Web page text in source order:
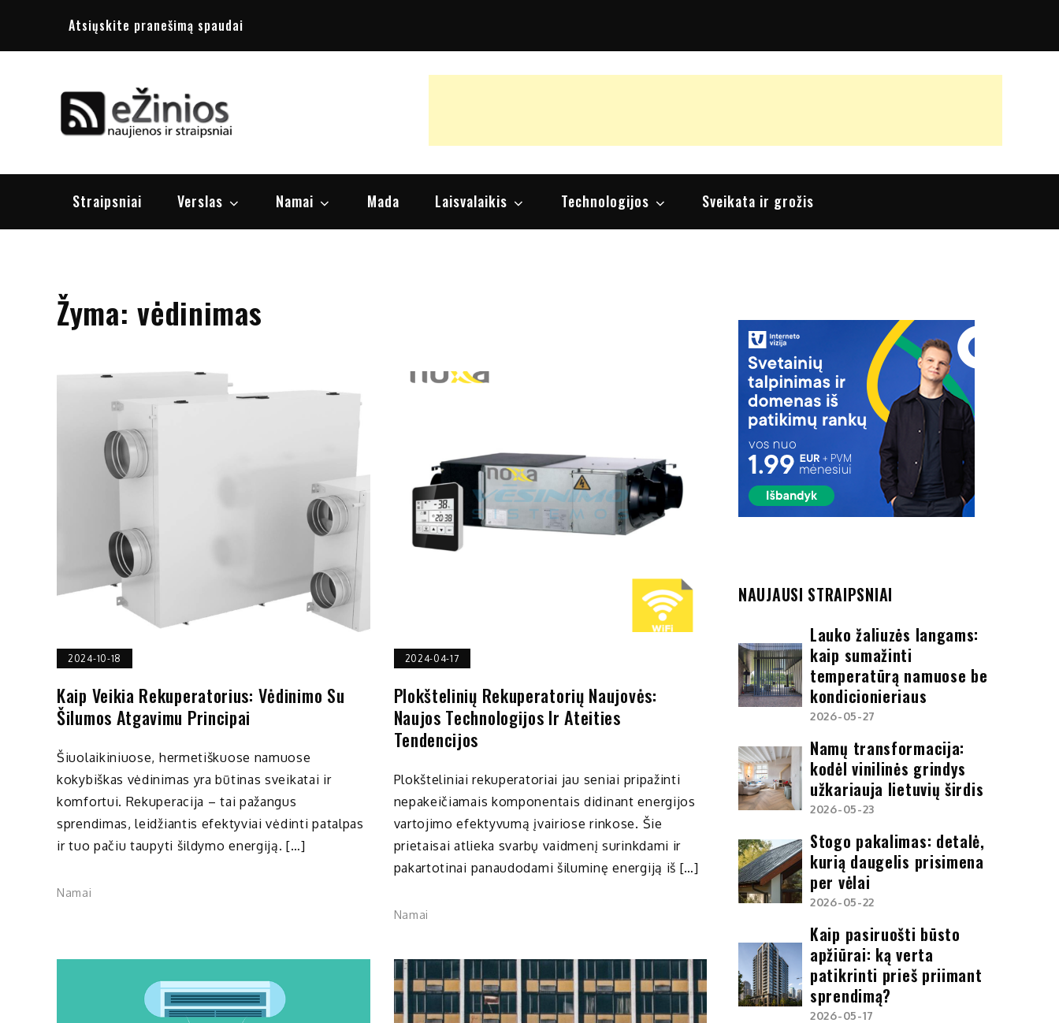
Atsiųskite pranešimą spaudai
Straipsniai Verslas Namai Mada Laisvalaikis Technologijos Sveikata ir grožis
Žyma:vėdinimas
2024-10-18
Kaip Veikia Rekuperatorius: Vėdinimo Su
Šilumos Atgavimu Principai
Šiuolaikiniuose, hermetiškuose namuose
kokybiškas vėdinimas yra būtinas sveikatai ir
komfortui. Rekuperacija – tai pažangus
sprendimas, leidžiantis efektyviai vėdinti patalpas
ir tuo pačiu taupyti šildymo energiją. […]
Namai
2024-04-17
Plokštelinių Rekuperatorių Naujovės:
Naujos Technologijos Ir Ateities
Tendencijos
Plokšteliniai rekuperatoriai jau seniai pripažinti
nepakeičiamais komponentais didinant energijos
vartojimo efektyvumą įvairiose rinkose. Šie
prietaisai atlieka svarbų vaidmenį surinkdami ir
pakartotinai panaudodami šiluminę energiją iš […]
Namai
NAUJAUSI STRAIPSNIAI
Lauko žaliuzės langams:
kaip sumažinti
temperatūrą namuose be
kondicionieriaus
2026-05-27
Namų transformacija:
kodėl vinilinės grindys
užkariauja lietuvių širdis
2026-05-23
Stogo pakalimas: detalė,
kurią daugelis prisimena
per vėlai
2026-05-22
Kaip pasiruošti būsto
apžiūrai: ką verta
patikrinti prieš priimant
sprendimą?
2026-05-17